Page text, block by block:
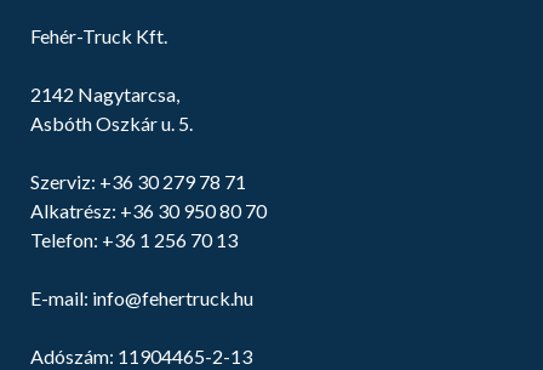
Fehér-Truck Kft.
2142 Nagytarcsa,
Asbóth Oszkár u. 5.
Szerviz: +36 30 279 78 71
Alkatrész: +36 30 950 80 70
Telefon: +36 1 256 70 13
E-mail: info@fehertruck.hu
Adószám: 11904465-2-13